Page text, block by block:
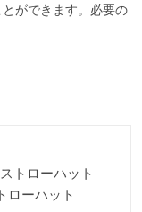
ができます。必要の
トローハット
ローハット